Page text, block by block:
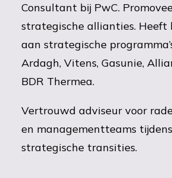
Consultant bij PwC.
strategische allianties. Heeft
aan strategische
Ardagh, Vitens, Gasunie,
BDR Thermea.
Vertrouwd adviseur voor
en managementteams
strategische transities.